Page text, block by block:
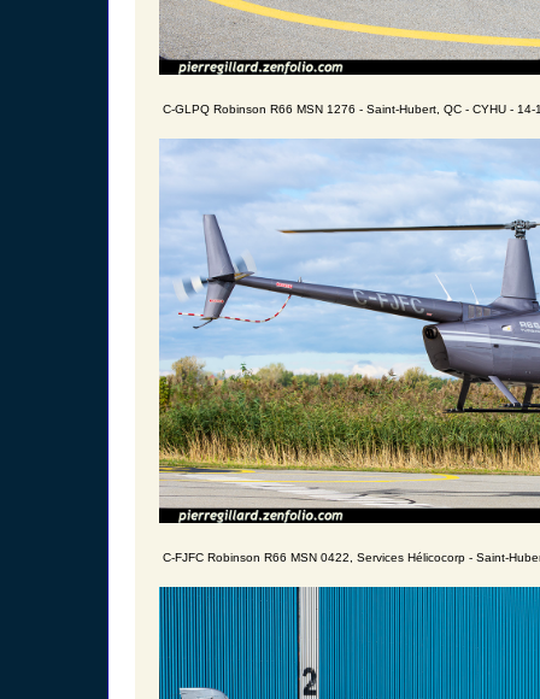
C-GLPQ Robinson R66 MSN 1276 - Saint-Hubert, QC - CYHU - 14-
C-FJFC Robinson R66 MSN 0422, Services Hélicocorp - Saint-